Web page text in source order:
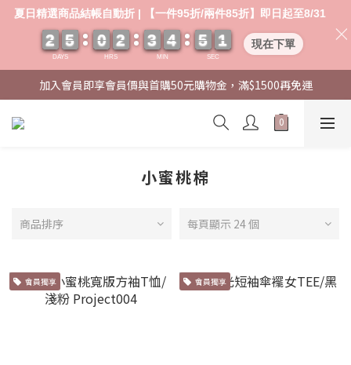
加入會員即享會員價與首購50元購物金，滿$1500再免運
小蜜桃棉
商品排序 每頁顯示 24 個
會員獨享 會員獨享
夏日精選商品結帳自動折 | 【一件95折/兩件85折】即日起至8/31
DAYS
2
2
2
2 5
5
5
5
HRS
0
0
0
0 2
2
2
2
MIN
3
3
3
3 4
4
4
4
SEC
5
5
5
5 0
0
1
1
0 現在下單